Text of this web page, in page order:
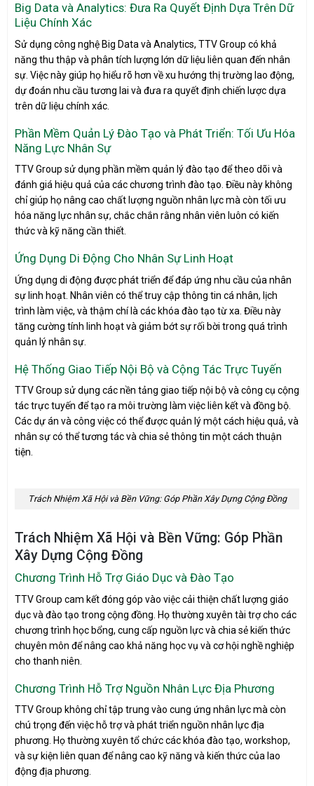
Big Data và Analytics: Đưa Ra Quyết Định Dựa Trên Dữ
Liệu Chính Xác
Sử dụng công nghệ Big Data và Analytics, TTV Group có khả
năng thu thập và phân tích lượng lớn dữ liệu liên quan đến nhân
sự. Việc này giúp họ hiểu rõ hơn về xu hướng thị trường lao động,
dự đoán nhu cầu tương lai và đưa ra quyết định chiến lược dựa
trên dữ liệu chính xác.
Phần Mềm Quản Lý Đào Tạo và Phát Triển: Tối Ưu Hóa
Năng Lực Nhân Sự
TTV Group sử dụng phần mềm quản lý đào tạo để theo dõi và
đánh giá hiệu quả của các chương trình đào tạo. Điều này không
chỉ giúp họ nâng cao chất lượng nguồn nhân lực mà còn tối ưu
hóa năng lực nhân sự, chắc chắn rằng nhân viên luôn có kiến
thức và kỹ năng cần thiết.
Ứng Dụng Di Động Cho Nhân Sự Linh Hoạt
Ứng dụng di động được phát triển để đáp ứng nhu cầu của nhân
sự linh hoạt. Nhân viên có thể truy cập thông tin cá nhân, lịch
trình làm việc, và thậm chí là các khóa đào tạo từ xa. Điều này
tăng cường tính linh hoạt và giảm bớt sự rối bời trong quá trình
quản lý nhân sự.
Hệ Thống Giao Tiếp Nội Bộ và Cộng Tác Trực Tuyến
TTV Group sử dụng các nền tảng giao tiếp nội bộ và công cụ cộng
tác trực tuyến để tạo ra môi trường làm việc liên kết và đồng bộ.
Các dự án và công việc có thể được quản lý một cách hiệu quả, và
nhân sự có thể tương tác và chia sẻ thông tin một cách thuận
tiện.
Trách Nhiệm Xã Hội và Bền Vững: Góp Phần Xây Dựng Cộng Đồng
Trách Nhiệm Xã Hội và Bền Vững: Góp Phần
Xây Dựng Cộng Đồng
Chương Trình Hỗ Trợ Giáo Dục và Đào Tạo
TTV Group cam kết đóng góp vào việc cải thiện chất lượng giáo
dục và đào tạo trong cộng đồng. Họ thường xuyên tài trợ cho các
chương trình học bổng, cung cấp nguồn lực và chia sẻ kiến thức
chuyên môn để nâng cao khả năng học vụ và cơ hội nghề nghiệp
cho thanh niên.
Chương Trình Hỗ Trợ Nguồn Nhân Lực Địa Phương
TTV Group không chỉ tập trung vào cung ứng nhân lực mà còn
chú trọng đến việc hỗ trợ và phát triển nguồn nhân lực địa
phương. Họ thường xuyên tổ chức các khóa đào tạo, workshop,
và sự kiện liên quan để nâng cao kỹ năng và kiến thức của lao
động địa phương.